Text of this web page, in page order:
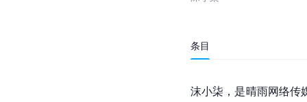
条目
沫小柒，是晴雨网络传